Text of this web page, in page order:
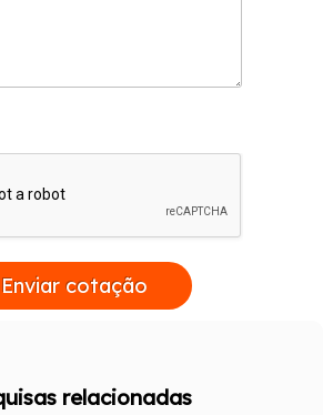
Enviar cotação
relacionadas